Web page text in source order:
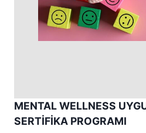
MENTAL WELLNESS
SERTİFİKA PROGRAMI